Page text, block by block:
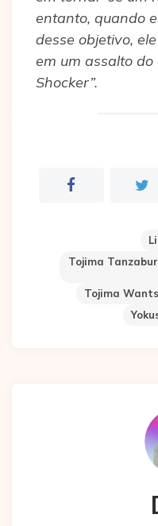
entanto, quando
desse objetivo,
em um assalto
Shocker”.
Tojima
Tojima